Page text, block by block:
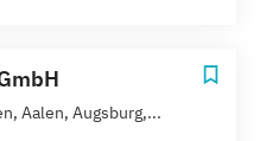
Aalen, Augsburg,...